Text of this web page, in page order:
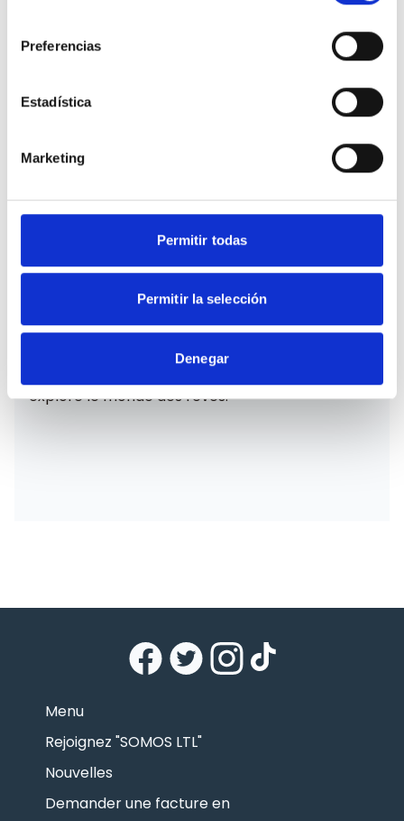
Preferencias
Estadística
Marketing
Permitir todas
Permitir la selección
Denegar
Santa Ana ( Madrid)
explore le monde des rêves.
Menu
Rejoignez "SOMOS LTL"
Nouvelles
Demander une facture en